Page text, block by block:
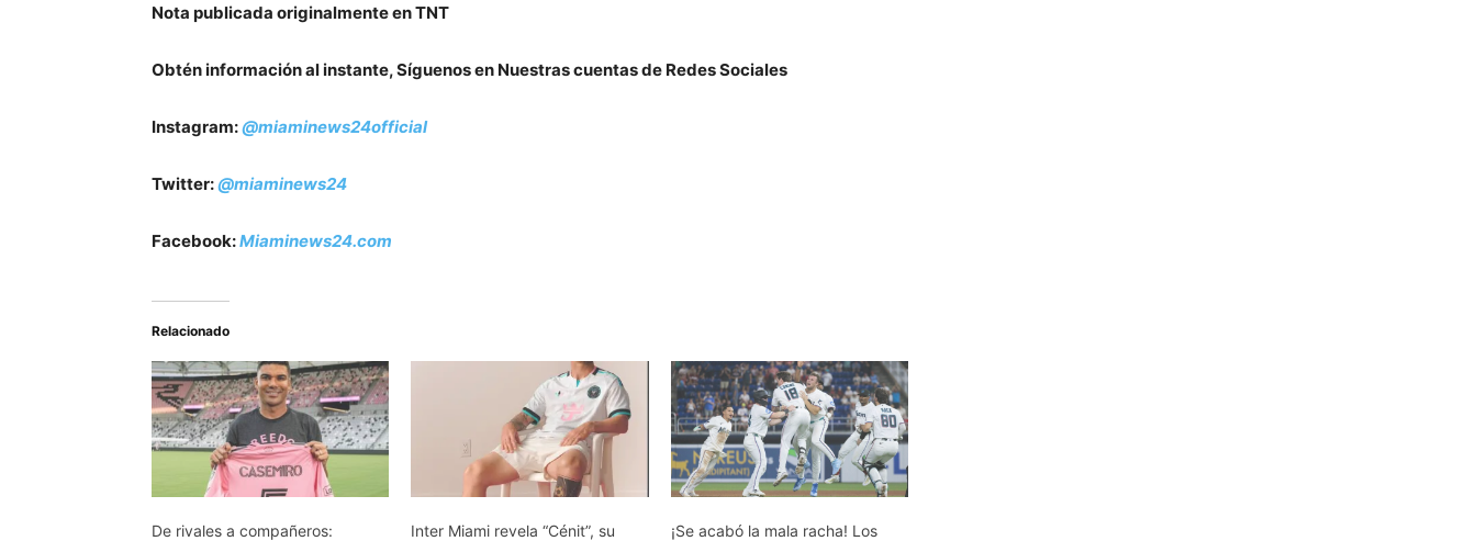
Nota publicada originalmente en TNT
Obtén información al instante, Síguenos en Nuestras cuentas de Redes Sociales
Instagram:@miaminews24official
Twitter:@miaminews24
Facebook:Miaminews24.com
Relacionado
De rivales a compañeros:
Inter Miami revela “Cénit”, su
¡Se acabó la mala racha! Los